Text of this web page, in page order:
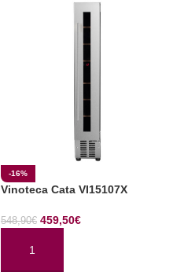
-16%
Vinoteca Cata VI15107X
548,90€ 459,50€
AÑADIR AL CARRITO